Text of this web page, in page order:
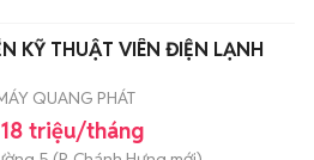
KỸ THUẬT VIÊN ĐIỆN LẠNH
QUANG PHÁT
triệu/tháng